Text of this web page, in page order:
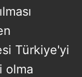
Türkiye'yi
olma